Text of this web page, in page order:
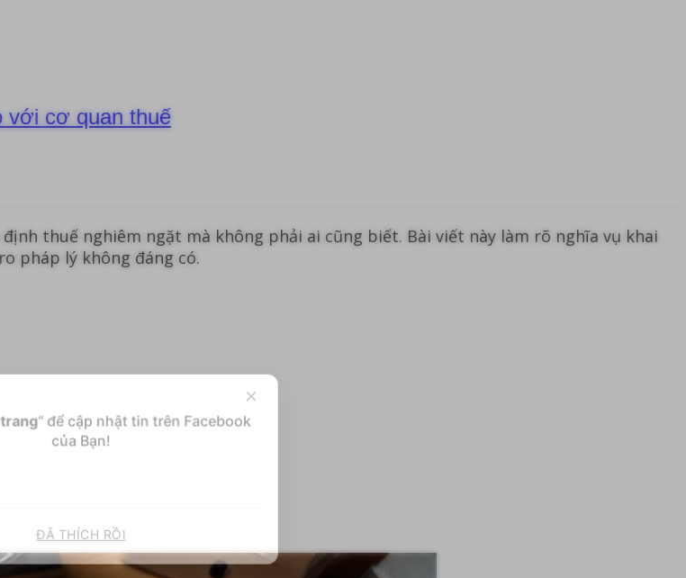
với cơ quan thuế
thuế nghiêm ngặt mà không phải ai cũng biết. Bài viết này làm rõ nghĩa vụ khai
pháp lý không đáng có.
×
“ để cập nhật tin trên Facebook
của Bạn!
ĐÃ THÍCH RỒI